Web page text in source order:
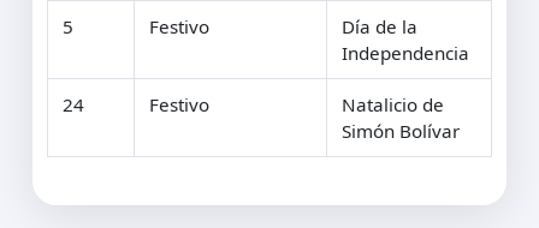
5 Festivo
Día de la
Independencia
24 Festivo
Natalicio de
Simón Bolívar